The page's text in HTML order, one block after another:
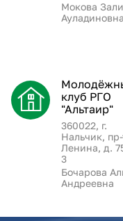
Мокова
Ауладиновна
клуб РГО
"Альтаир"
360022, г.
Нальчик,
Ленина, д.
3
Бочарова
Андреевна